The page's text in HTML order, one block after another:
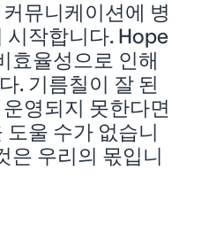
뮤니케이션에 병
시작합니다. Hope
효율성으로 인해
. 기름칠이 잘 된
영되지 못한다면
울 수가 없습니
은 우리의 몫입니